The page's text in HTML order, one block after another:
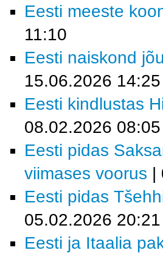
Eesti meeste
11:10
Eesti naiskond
15.06.2026 14:25
Eesti kindlustas
08.02.2026 08:05
Eesti pidas
viimases voorus |
Eesti pidas
05.02.2026 20:21
Eesti ja Itaalia